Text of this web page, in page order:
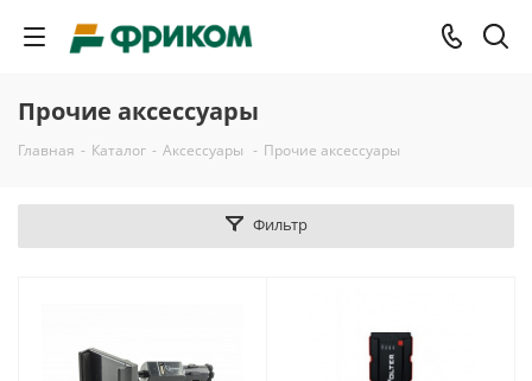
Прочие аксессуары
Главная - Каталог - Аксессуары - Прочие аксессуары
Фильтр